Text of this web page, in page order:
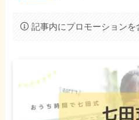
記事内にプロモーション